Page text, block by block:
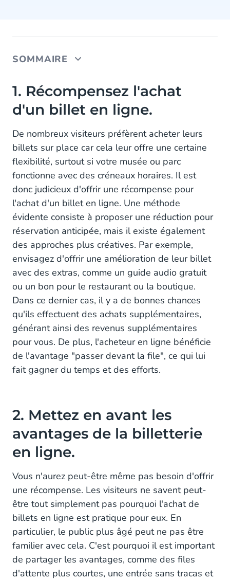
SOMMAIRE
1. Récompensez l'achat d'un billet en ligne.
2. Mettez en avant les avantages de la billetterie
3. Créer un sentiment d'urgence.
4. Assurez une expérience d'achat en ligne fluide.
5. Offrez des conditions de changement faciles.
6. Utilisez vos données.
Solution de billetterie tout-en-un conçue pour les
parcs et les musées
1. Récompensez l'achat
d'un billet en ligne.
De nombreux visiteurs préfèrent acheter leurs
billets sur place car cela leur offre une certaine
flexibilité, surtout si votre musée ou parc
fonctionne avec des créneaux horaires. Il est
donc judicieux d'offrir une récompense pour
l'achat d'un billet en ligne. Une méthode
évidente consiste à proposer une réduction pour
réservation anticipée, mais il existe également
des approches plus créatives. Par exemple,
envisagez d'offrir une amélioration de leur billet
avec des extras, comme un guide audio gratuit
ou un bon pour le restaurant ou la boutique.
Dans ce dernier cas, il y a de bonnes chances
qu'ils effectuent des achats supplémentaires,
générant ainsi des revenus supplémentaires
pour vous. De plus, l'acheteur en ligne bénéficie
de l'avantage "passer devant la file", ce qui lui
fait gagner du temps et des efforts.
2. Mettez en avant les
avantages de la billetterie
en ligne.
Vous n'aurez peut-être même pas besoin d'offrir
une récompense. Les visiteurs ne savent peut-
être tout simplement pas pourquoi l'achat de
billets en ligne est pratique pour eux. En
particulier, le public plus âgé peut ne pas être
familier avec cela. C'est pourquoi il est important
de partager les avantages, comme des files
d'attente plus courtes, une entrée sans tracas et